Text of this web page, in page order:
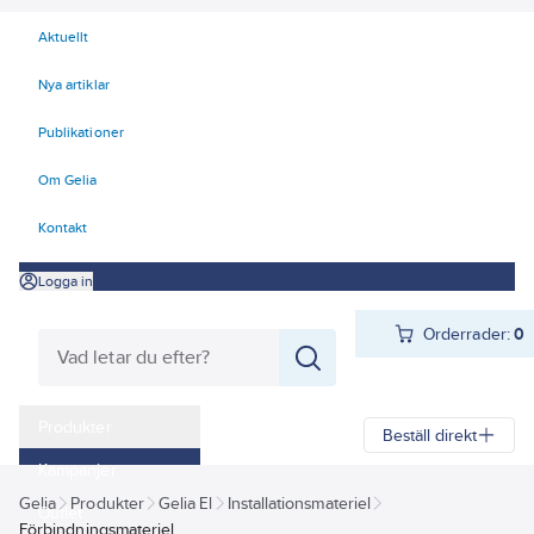
Aktuellt
Nya artiklar
Publikationer
Om Gelia
Kontakt
Logga in
Orderrader:0
Kampanjer
Outlet
Beställ direkt
Gelia Produkter Gelia El
Installationsmateriel
Förbindningsmateriel